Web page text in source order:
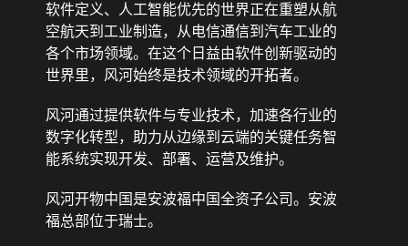
软件定义、人工智能优先的世界正在重塑从航
空航天到工业制造，从电信通信到汽车工业的
各个市场领域。在这个日益由软件创新驱动的
世界里，风河始终是技术领域的开拓者。
风河通过提供软件与专业技术，加速各行业的
数字化转型，助力从边缘到云端的关键任务智
能系统实现开发、部署、运营及维护。
风河开物中国是安波福中国全资子公司。安波
福总部位于瑞士。